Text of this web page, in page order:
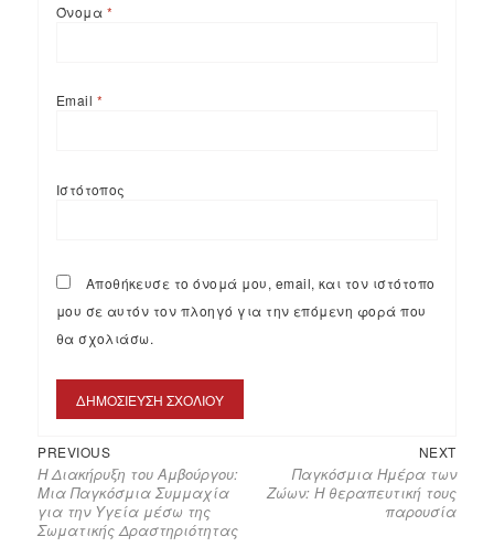
Όνομα *
Email *
Ιστότοπος
Αποθήκευσε το όνομά μου, email, και τον ιστότοπο
μου σε αυτόν τον πλοηγό για την επόμενη φορά που
θα σχολιάσω.
PREVIOUS
Η Διακήρυξη του Αμβούργου:
Μια Παγκόσμια Συμμαχία
για την Υγεία μέσω της
Σωματικής Δραστηριότητας
NEXT
Παγκόσμια Ημέρα των
Ζώων: Η θεραπευτική τους
παρουσία